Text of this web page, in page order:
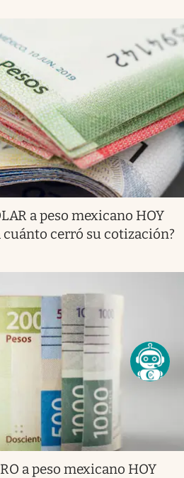
a peso mexicano HOY
cuánto cerró su cotización?
a peso mexicano HOY